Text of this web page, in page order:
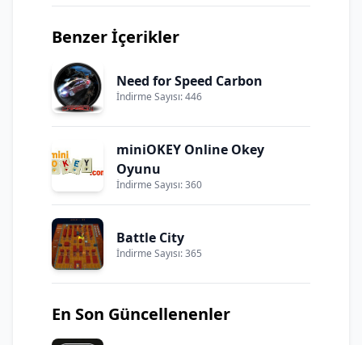
Benzer İçerikler
Need for Speed Carbon
İndirme Sayısı: 446
miniOKEY Online Okey
Oyunu
İndirme Sayısı: 360
Battle City
İndirme Sayısı: 365
En Son Güncellenenler